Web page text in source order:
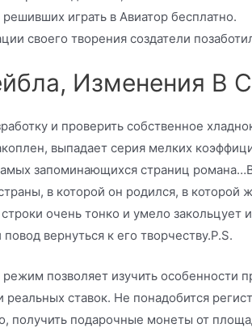
решивших играть в Авиатор бесплатно.
своего творения создатели
Изменения В
и проверить собственное
выпадает серия мелких
запоминающихся страниц
в которой он родился, в которой
очень тонко и умело закольцует
вернуться к его творчеству.P.S.
позволяет изучить особенности
реальных ставок. Не понадобится
получить подарочные монеты от